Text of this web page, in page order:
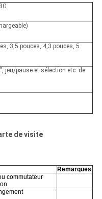
3,5 pouces, 4,3 pouces, 5
jeu/pause et sélection etc. de
de visite
Remarques
commutateur